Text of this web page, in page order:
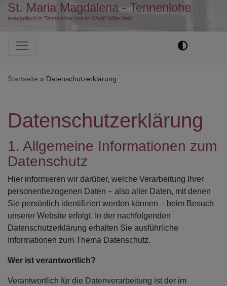
St. Maria Magdalena - Tennenlohe
evangelisch in Tennenlohe und im World Wide Web
Hauptnavigation
Startseite Datenschutzerklärung
Datenschutzerklärung
1. Allgemeine Informationen zum
Datenschutz
Hier informieren wir darüber, welche Verarbeitung Ihrer
personenbezogenen Daten – also aller Daten, mit denen
Sie persönlich identifiziert werden können – beim Besuch
unserer Website erfolgt. In der nachfolgenden
Datenschutzerklärung erhalten Sie ausführliche
Informationen zum Thema Datenschutz.
Wer ist verantwortlich?
Verantwortlich für die Datenverarbeitung ist der im